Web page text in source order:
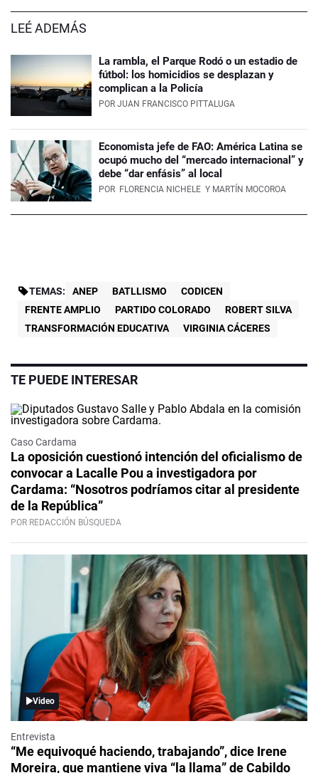
LEÉ ADEMÁS
La rambla, el Parque Rodó o un estadio de
fútbol: los homicidios se desplazan y
complican a la Policía
POR JUAN FRANCISCO PITTALUGA
Economista jefe de FAO: América Latina se
ocupó mucho del “mercado internacional” y
debe “dar enfásis” al local
POR FLORENCIA NICHELE Y MARTÍN MOCOROA
TEMAS: ANEP BATLLISMO
CODICEN
FRENTE AMPLIO
PARTIDO COLORADO
ROBERT SILVA
TRANSFORMACIÓN EDUCATIVA
VIRGINIA CÁCERES
TE PUEDE INTERESAR
Caso Cardama
La oposición cuestionó intención del oficialismo de
convocar a Lacalle Pou a investigadora por
Cardama: “Nosotros podríamos citar al presidente
de la República”
POR REDACCIÓN BÚSQUEDA
Video
Entrevista
“Me equivoqué haciendo, trabajando”, dice Irene
Moreira, que mantiene viva “la llama” de Cabildo